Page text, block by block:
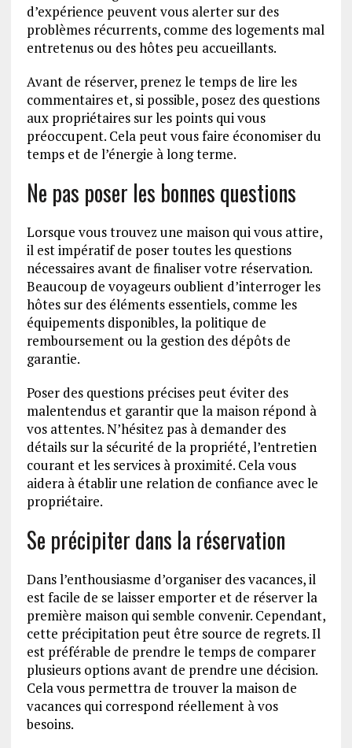
d’expérience peuvent vous alerter sur des
problèmes récurrents, comme des logements mal
entretenus ou des hôtes peu accueillants.
Avant de réserver, prenez le temps de lire les
commentaires et, si possible, posez des questions
aux propriétaires sur les points qui vous
préoccupent. Cela peut vous faire économiser du
temps et de l’énergie à long terme.
Ne pas poser les bonnes questions
Lorsque vous trouvez une maison qui vous attire,
il est impératif de poser toutes les questions
nécessaires avant de finaliser votre réservation.
Beaucoup de voyageurs oublient d’interroger les
hôtes sur des éléments essentiels, comme les
équipements disponibles, la politique de
remboursement ou la gestion des dépôts de
garantie.
Poser des questions précises peut éviter des
malentendus et garantir que la maison répond à
vos attentes. N’hésitez pas à demander des
détails sur la sécurité de la propriété, l’entretien
courant et les services à proximité. Cela vous
aidera à établir une relation de confiance avec le
propriétaire.
Se précipiter dans la réservation
Dans l’enthousiasme d’organiser des vacances, il
est facile de se laisser emporter et de réserver la
première maison qui semble convenir. Cependant,
cette précipitation peut être source de regrets. Il
est préférable de prendre le temps de comparer
plusieurs options avant de prendre une décision.
Cela vous permettra de trouver la maison de
vacances qui correspond réellement à vos
besoins.